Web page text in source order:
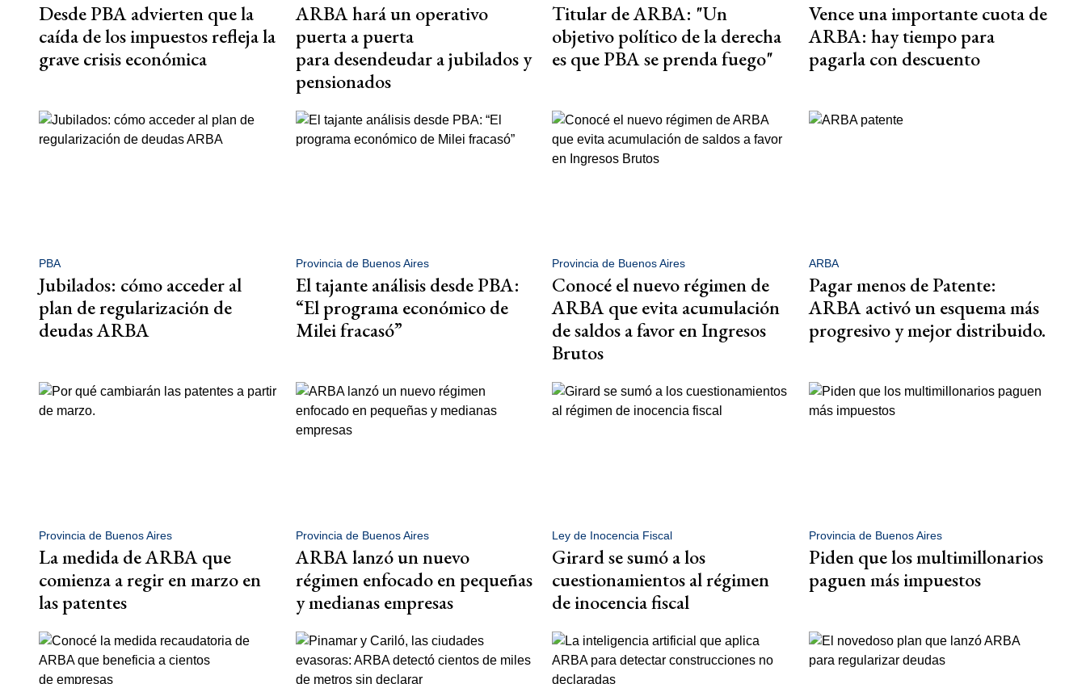
Desde PBA advierten que la
caída de los impuestos refleja la
grave crisis económica
ARBA hará un operativo
puerta a puerta
para desendeudar a jubilados y
pensionados
Titular de ARBA: "Un
objetivo político de la derecha
es que PBA se prenda fuego"
Vence una importante cuota de
ARBA: hay tiempo para
pagarla con descuento
PBA
Jubilados: cómo acceder al
plan de regularización de
deudas ARBA
Provincia de Buenos Aires
El tajante análisis desde PBA:
“El programa económico de
Milei fracasó”
Provincia de Buenos Aires
Conocé el nuevo régimen de
ARBA que evita acumulación
de saldos a favor en Ingresos
Brutos
ARBA
Pagar menos de Patente:
ARBA activó un esquema más
progresivo y mejor distribuido.
Provincia de Buenos Aires
La medida de ARBA que
comienza a regir en marzo en
las patentes
Provincia de Buenos Aires
ARBA lanzó un nuevo
régimen enfocado en pequeñas
y medianas empresas
Ley de Inocencia Fiscal
Girard se sumó a los
cuestionamientos al régimen
de inocencia fiscal
Provincia de Buenos Aires
Piden que los multimillonarios
paguen más impuestos